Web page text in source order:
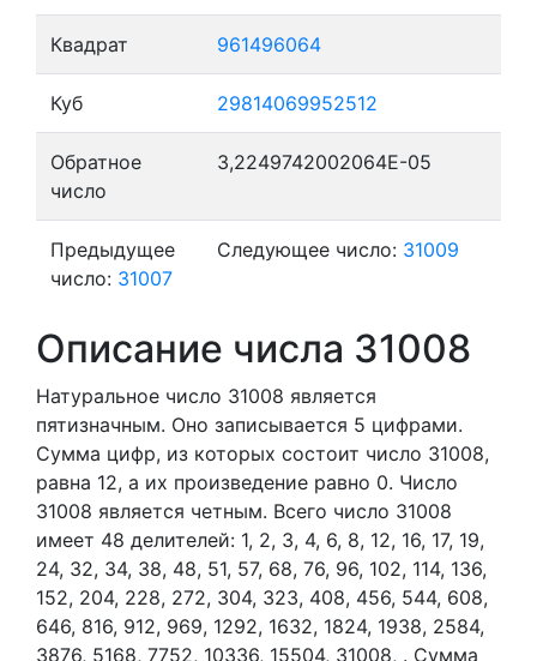
Квадрат 961496064
Куб 29814069952512
Обратное
число
3,2249742002064E-05
Предыдущее
число: 31007
Следующее число: 31009
Описание числа 31008
Натуральное число 31008 является
пятизначным. Оно записывается 5 цифрами.
Сумма цифр, из которых состоит число 31008,
равна 12, а их произведение равно 0. Число
31008 является четным. Всего число 31008
имеет 48 делителей: 1, 2, 3, 4, 6, 8, 12, 16, 17, 19,
24, 32, 34, 38, 48, 51, 57, 68, 76, 96, 102, 114, 136,
152, 204, 228, 272, 304, 323, 408, 456, 544, 608,
646, 816, 912, 969, 1292, 1632, 1824, 1938, 2584,
3876, 5168, 7752, 10336, 15504, 31008, . Сумма